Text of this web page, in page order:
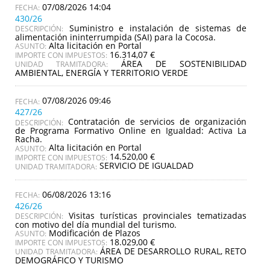
07/08/2026 14:04
430/26
DESCRIPCIÓN: Suministro e instalación de sistemas de
alimentación ininterrumpida (SAI) para la Cocosa.
ASUNTO: Alta licitación en Portal
IMPORTE CON IMPUESTOS: 16.314,07 €
UNIDAD TRAMITADORA: ÁREA DE SOSTENIBILIDAD
AMBIENTAL, ENERGÍA Y TERRITORIO VERDE
07/08/2026 09:46
427/26
DESCRIPCIÓN: Contratación de servicios de organización
de Programa Formativo Online en Igualdad: Activa La
Racha.
ASUNTO: Alta licitación en Portal
IMPORTE CON IMPUESTOS: 14.520,00 €
UNIDAD TRAMITADORA: SERVICIO DE IGUALDAD
06/08/2026 13:16
426/26
DESCRIPCIÓN: Visitas turísticas provinciales tematizadas
con motivo del día mundial del turismo.
ASUNTO: Modificación de Plazos
IMPORTE CON IMPUESTOS: 18.029,00 €
UNIDAD TRAMITADORA: ÁREA DE DESARROLLO RURAL, RETO
DEMOGRÁFICO Y TURISMO